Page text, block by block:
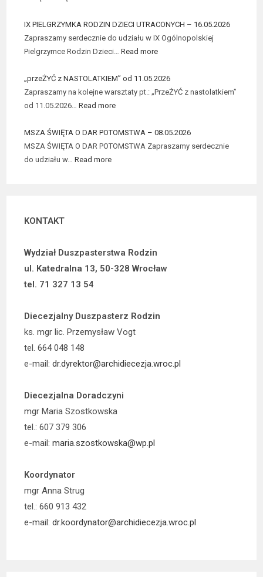
IX PIELGRZYMKA RODZIN DZIECI UTRACONYCH – 16.05.2026
Zapraszamy serdecznie do udziału w IX Ogólnopolskiej
Pielgrzymce Rodzin Dzieci…Read more
„przeŻYĆ z NASTOLATKIEM” od 11.05.2026
Zapraszamy na kolejne warsztaty pt.: „PrzeŻYĆ z nastolatkiem”
od 11.05.2026…Read more
MSZA ŚWIĘTA O DAR POTOMSTWA – 08.05.2026
MSZA ŚWIĘTA O DAR POTOMSTWA Zapraszamy serdecznie
do udziału w…Read more
KONTAKT
Wydział Duszpasterstwa Rodzin
ul. Katedralna 13, 50-328 Wrocław
tel. 71 327 13 54
Diecezjalny Duszpasterz Rodzin
ks. mgr lic. Przemysław Vogt
tel. 664 048 148
e-mail: dr.dyrektor@archidiecezja.wroc.pl
Diecezjalna Doradczyni
mgr Maria Szostkowska
tel.: 607 379 306
e-mail:maria.szostkowska@wp.pl
Koordynator
mgr Anna Strug
tel.: 660 913 432
e-mail: dr.koordynator@archidiecezja.wroc.pl